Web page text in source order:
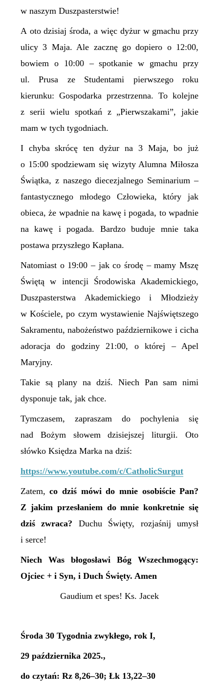
w naszym Duszpasterstwie!
A oto dzisiaj środa, a więc dyżur w gmachu przy
ulicy 3 Maja. Ale zacznę go dopiero o 12:00,
bowiem o 10:00 – spotkanie w gmachu przy
ul. Prusa ze Studentami pierwszego roku
kierunku: Gospodarka przestrzenna. To kolejne
z serii wielu spotkań z „Pierwszakami”, jakie
mam w tych tygodniach.
I chyba skrócę ten dyżur na 3 Maja, bo już
o 15:00 spodziewam się wizyty Alumna Miłosza
Świątka, z naszego diecezjalnego Seminarium –
fantastycznego młodego Człowieka, który jak
obieca, że wpadnie na kawę i pogada, to wpadnie
na kawę i pogada. Bardzo buduje mnie taka
postawa przyszłego Kapłana.
Natomiast o 19:00 – jak co środę – mamy Mszę
Świętą w intencji Środowiska Akademickiego,
Duszpasterstwa Akademickiego i Młodzieży
w Kościele, po czym wystawienie Najświętszego
Sakramentu, nabożeństwo październikowe i cicha
adoracja do godziny 21:00, o której – Apel
Maryjny.
Takie są plany na dziś. Niech Pan sam nimi
dysponuje tak, jak chce.
Tymczasem, zapraszam do pochylenia się
nad Bożym słowem dzisiejszej liturgii. Oto
słówko Księdza Marka na dziś:
https://www.youtube.com/c/CatholicSurgut
Zatem,co dziś mówi do mnie osobiście Pan?
Z jakim przesłaniem do mnie konkretnie się
dziś zwraca? Duchu Święty, rozjaśnij umysł
i serce!
Niech Was błogosławi Bóg Wszechmogący:
Ojciec + i Syn, i Duch Święty. Amen
Gaudium et spes! Ks. Jacek
Środa 30 Tygodnia zwykłego, rok I,
29 października 2025.,
do czytań: Rz 8,26–30; Łk 13,22–30